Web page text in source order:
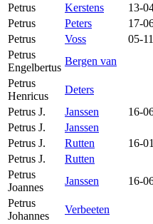
Petrus
Kerstens 13-
Petrus
Peters 17-
Petrus
Voss 05-
Petrus
Engelbertus
Bergen van
Petrus
Henricus
Deters
Petrus J.
Janssen 16-
Petrus J.
Janssen
Petrus J.
Rutten 16-
Petrus J.
Rutten
Petrus
Joannes
Janssen 16-
Petrus
Johannes
Verbeeten